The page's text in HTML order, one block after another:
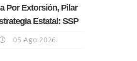
Por Extorsión, Pilar
Estatal: SSP
05 Ago 2026